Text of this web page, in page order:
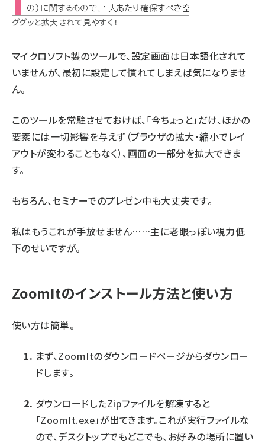
ググッと拡大されて見やすく！
マイクロソフト製のツールで、設定画面は日本語化されて
いませんが、最初に設定して慣れてしまえば気になりませ
ん。
このツールを常駐させておけば、「今ちょっと」だけ、ほかの
要素には一切影響を与えず（ブラウザの拡大・縮小でレイ
アウトが変わることもなく）、画面の一部分を拡大できま
す。
もちろん、セミナーでのプレゼン中も大丈夫です。
私はもうこれが手放せません……主に老眼っぽい視力低
下のせいですが。
ZoomItのインストール方法と使い方
使い方は簡単。
まず、ZoomItのダウンロードページからダウンロー
ドします。
ダウンロードしたZipファイルを解凍すると
「ZoomIt.exe」が出てきます。これが実行ファイルな
ので、デスクトップでもどこでも、お好みの場所に置い